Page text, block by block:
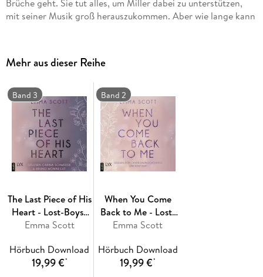
Brüche geht. Sie tut alles, um Miller dabei zu unterstützen,
mit seiner Musik groß herauszukommen. Aber wie lange kann
Songs ist und auch ihr Herz schon immer nur ihm gehört?
Teil 1 der LOST-BOYS-Trilogie
Mehr aus dieser Reihe
Band 3
The Last Piece of His
Heart - Lost-Boys-
Trilogie, Teil 3
Emma Scott
Hörbuch Download
19,99 €*
Band 2
When You Come
Back to Me - Lost-
Boys-Trilogie, Teil 2
Emma Scott
Hörbuch Download
19,99 €*